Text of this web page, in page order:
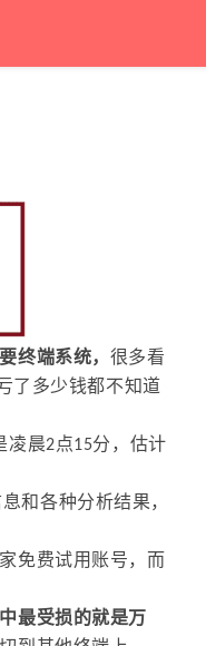
终端系统， 很多看
了多少钱都不知道
凌晨2点15分，估计
和各种分析结果，
免费试用账号，而
最受损的就是万